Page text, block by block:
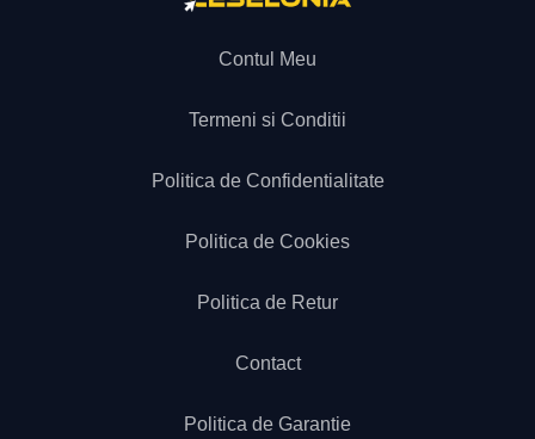
Contul Meu
Termeni si Conditii
Politica de Confidentialitate
Politica de Cookies
Politica de Retur
Contact
Politica de Garantie